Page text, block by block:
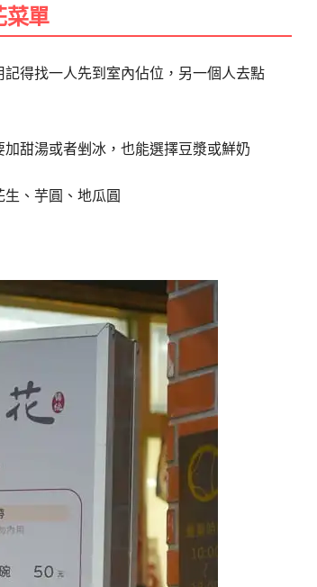
菜單
得找一人先到室內佔位，另一個人去點
甜湯或者剉冰，也能選擇豆漿或鮮奶
、芋圓、地瓜圓